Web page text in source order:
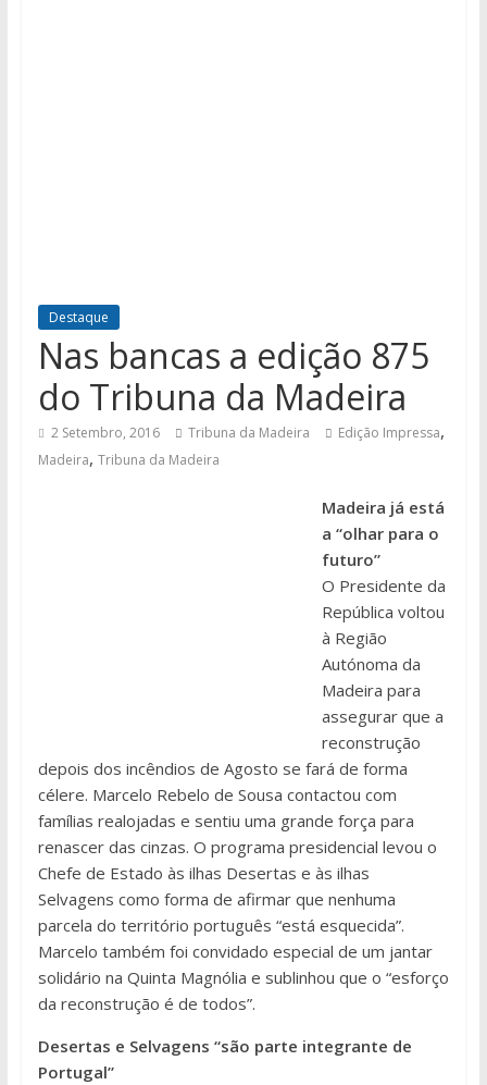
Destaque
Nas bancas a edição 875
do Tribuna da Madeira
2 Setembro, 2016 Tribuna da Madeira Edição Impressa,
Madeira, Tribuna da Madeira
Madeira já está
a “olhar para o
futuro”
O Presidente da
República voltou
à Região
Autónoma da
Madeira para
assegurar que a
reconstrução
depois dos incêndios de Agosto se fará de forma
célere. Marcelo Rebelo de Sousa contactou com
famílias realojadas e sentiu uma grande força para
renascer das cinzas. O programa presidencial levou o
Chefe de Estado às ilhas Desertas e às ilhas
Selvagens como forma de afirmar que nenhuma
parcela do território português “está esquecida”.
Marcelo também foi convidado especial de um jantar
solidário na Quinta Magnólia e sublinhou que o “esforço
da reconstrução é de todos”.
Desertas e Selvagens “são parte integrante de
Portugal”